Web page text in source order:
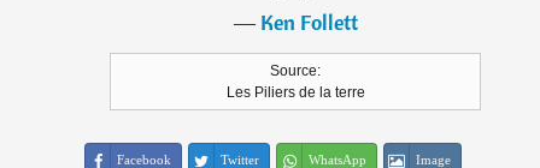
―Ken Follett
Source:
Les Piliers de la terre
Facebook Twitter WhatsApp Image